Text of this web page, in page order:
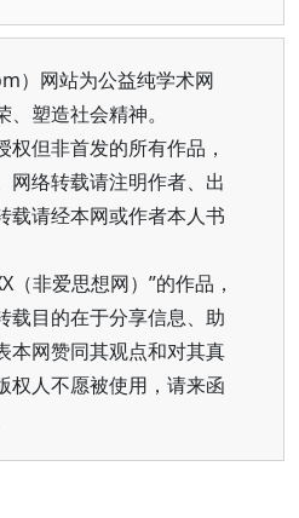
）网站为公益纯学术网
塑造社会精神。
权但非首发的所有作品，
网络转载请注明作者、出
载请经本网或作者本人书
（非爱思想网）”的作品，
载目的在于分享信息、助
本网赞同其观点和对其真
权人不愿被使用，请来函